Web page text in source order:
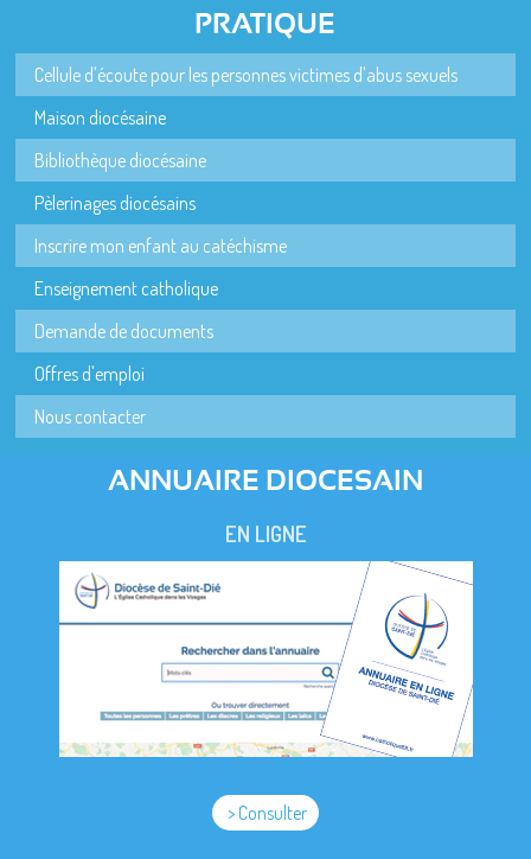
PRATIQUE
Cellule d'écoute pour les personnes victimes d'abus sexuels
Maison diocésaine
Bibliothèque diocésaine
Pèlerinages diocésains
Inscrire mon enfant au catéchisme
Enseignement catholique
Demande de documents
Offres d'emploi
Nous contacter
ANNUAIRE DIOCESAIN
EN LIGNE
> Consulter